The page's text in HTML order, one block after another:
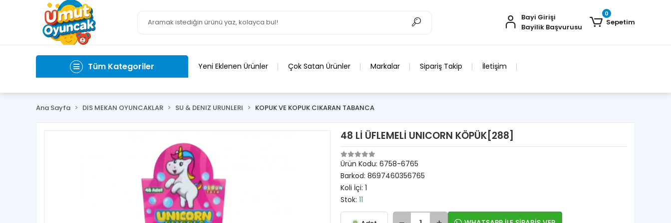
Bayi Girişi
Bayilik Başvurusu
0
Sepetim
Tüm Kategoriler Yeni Eklenen Ürünler Çok Satan Ürünler Markalar Sipariş Takip İletişim
Ana Sayfa DIS MEKAN OYUNCAKLAR SU & DENIZ URUNLERI KOPUK VE KOPUK CIKARAN TABANCA
48 Lİ ÜFLEMELİ UNICORN KÖPÜK[288]
Ürün Kodu: 6758-6765
Barkod: 8697460356765
Koli İçi: 1
Stok: 11